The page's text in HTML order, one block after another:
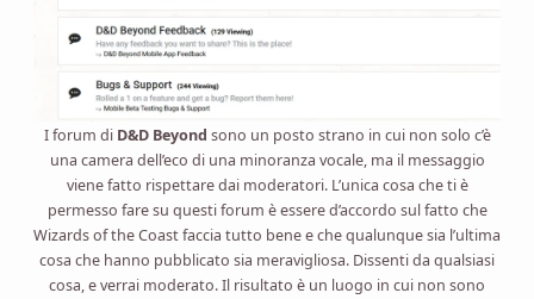
I forum di D&D Beyond sono un posto strano in cui non solo c’è
una camera dell’eco di una minoranza vocale, ma il messaggio
viene fatto rispettare dai moderatori. L’unica cosa che ti è
permesso fare su questi forum è essere d’accordo sul fatto che
Wizards of the Coast faccia tutto bene e che qualunque sia l’ultima
cosa che hanno pubblicato sia meravigliosa. Dissenti da qualsiasi
cosa, e verrai moderato. Il risultato è un luogo in cui non sono